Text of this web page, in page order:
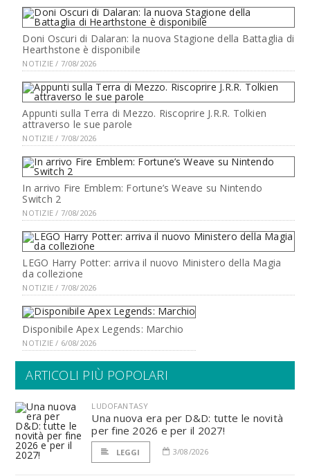
Doni Oscuri di Dalaran: la nuova Stagione della Battaglia di
Hearthstone è disponibile
NOTIZIE / 7/08/2026
Appunti sulla Terra di Mezzo. Riscoprire J.R.R. Tolkien
attraverso le sue parole
NOTIZIE / 7/08/2026
In arrivo Fire Emblem: Fortune’s Weave su Nintendo
Switch 2
NOTIZIE / 7/08/2026
LEGO Harry Potter: arriva il nuovo Ministero della Magia
da collezione
NOTIZIE / 7/08/2026
Disponibile Apex Legends: Marchio
NOTIZIE / 6/08/2026
ARTICOLI PIÙ POPOLARI
LUDOFANTASY
Una nuova era per D&D: tutte le novità
per fine 2026 e per il 2027!
LEGGI 3/08/2026